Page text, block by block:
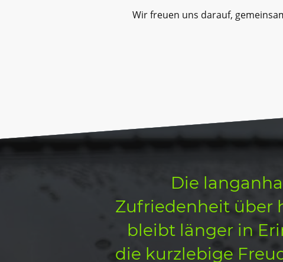
Wir freuen uns darauf,
Die
Zufriedenheit über
bleibt länger in
die kurzlebige